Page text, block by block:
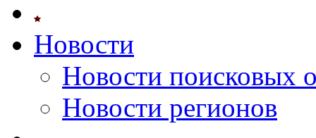
Новости
Новости поисковых
Новости регионов